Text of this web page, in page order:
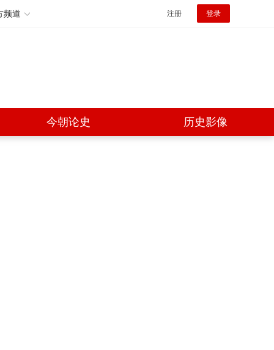
频道 注册 登录
今朝论史 历史影像